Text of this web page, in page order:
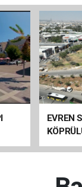
EVREN
ARAÇ